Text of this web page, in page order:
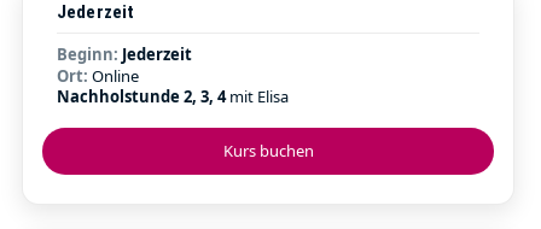
Kurs buchen
Jederzeit
Beginn: Jederzeit
Ort: Online
Nachholstunde 2, 3, 4mit Elisa